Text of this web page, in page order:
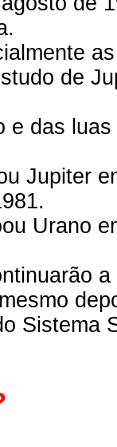
de
e das
Jupiter
Urano
a
Sistema